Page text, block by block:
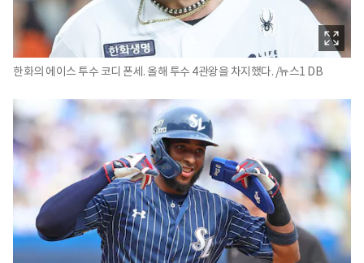
한화의 에이스 투수 코디 폰세. 올해 투수 4관왕을 차지했다. /뉴스1 DB